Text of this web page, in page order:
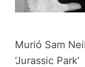
Murió Sam
‘Jurassic Park’